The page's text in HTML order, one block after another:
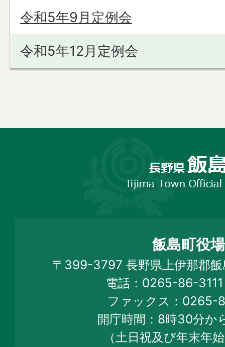
令和5年9月定例会
令和5年12月定例会
Town
Official
Web
Site
飯島町役場
〒399-3797 長野県上伊那郡
電話：0265-86-
ファックス：0265-
開庁時間：8時30分か
（土日祝及び年末年